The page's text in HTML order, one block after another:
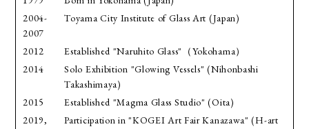
2004-
2007
Toyama City Institute of Glass Art (Japan)
2012
Established "Naruhito Glass"（Yokohama）
2014
Solo Exhibition "Glowing Vessels" (Nihonbashi
Takashimaya)
2015
Established "Magma Glass Studio" (Oita)
2019,
Participation in "KOGEI Art Fair Kanazawa" (H-art